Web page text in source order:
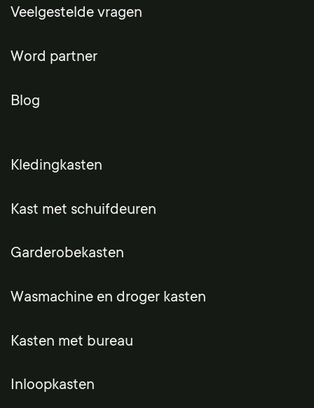
Veelgestelde vragen
Word partner
Blog
Kledingkasten
Kast met schuifdeuren
Garderobekasten
Wasmachine en droger kasten
Kasten met bureau
Inloopkasten